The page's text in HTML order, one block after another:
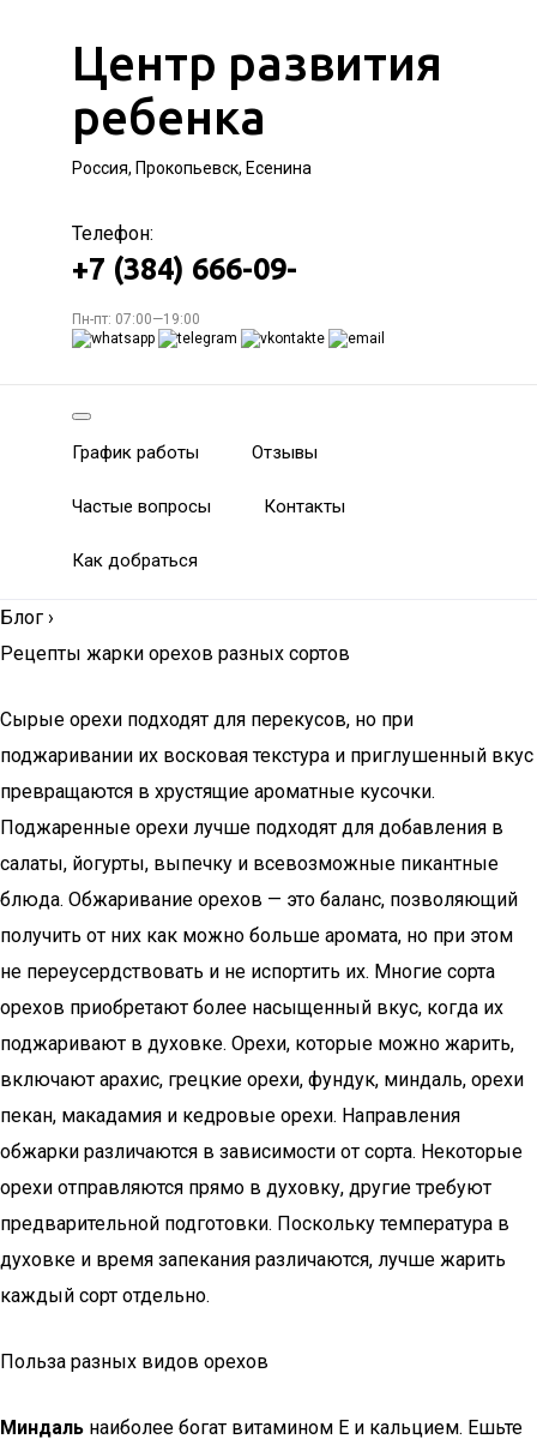
Центр развития
ребенка
Россия, Прокопьевск, Есенина
Телефон:
+7 (384) 666-09-
Пн-пт: 07:00—19:00
График работы Отзывы
Частые вопросы Контакты
Как добраться
Блог ›
Рецепты жарки орехов разных сортов
Сырые орехи подходят для перекусов, но при
поджаривании их восковая текстура и приглушенный вкус
превращаются в хрустящие ароматные кусочки.
Поджаренные орехи лучше подходят для добавления в
салаты, йогурты, выпечку и всевозможные пикантные
блюда. Обжаривание орехов — это баланс, позволяющий
получить от них как можно больше аромата, но при этом
не переусердствовать и не испортить их. Многие сорта
орехов приобретают более насыщенный вкус, когда их
поджаривают в духовке. Орехи, которые можно жарить,
включают арахис, грецкие орехи, фундук, миндаль, орехи
пекан, макадамия и кедровые орехи. Направления
обжарки различаются в зависимости от сорта. Некоторые
орехи отправляются прямо в духовку, другие требуют
предварительной подготовки. Поскольку температура в
духовке и время запекания различаются, лучше жарить
каждый сорт отдельно.
Польза разных видов орехов
Миндаль наиболее богат витамином Е и кальцием. Ешьте